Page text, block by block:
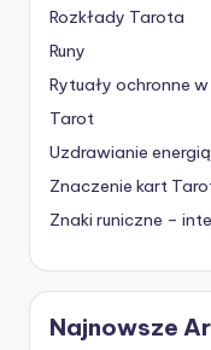
Rozkłady Tarota
Runy
Rytuały ochronne
Tarot
Uzdrawianie
Znaczenie kart
Znaki runiczne –
Najnowsze